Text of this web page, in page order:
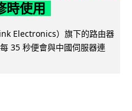
時使用
Electronics）旗下的路由器
35 秒便會與中國伺服器連